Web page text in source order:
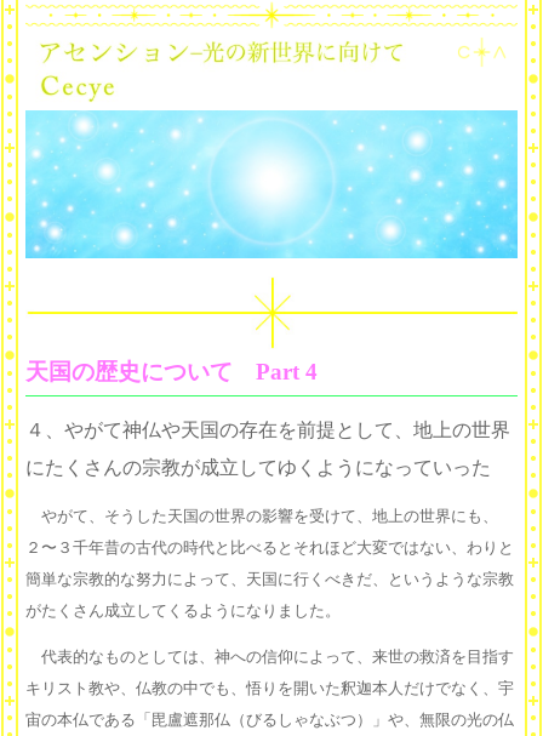
天国の歴史について Part 4
４、やがて神仏や天国の存在を前提として、地上の世界
にたくさんの宗教が成立してゆくようになっていった
やがて、そうした天国の世界の影響を受けて、地上の世界にも、
２〜３千年昔の古代の時代と比べるとそれほど大変ではない、わりと
簡単な宗教的な努力によって、天国に行くべきだ、というような宗教
がたくさん成立してくるようになりました。
代表的なものとしては、神への信仰によって、来世の救済を目指す
キリスト教や、仏教の中でも、悟りを開いた釈迦本人だけでなく、宇
宙の本仏である「毘盧遮那仏（びるしゃなぶつ）」や、無限の光の仏